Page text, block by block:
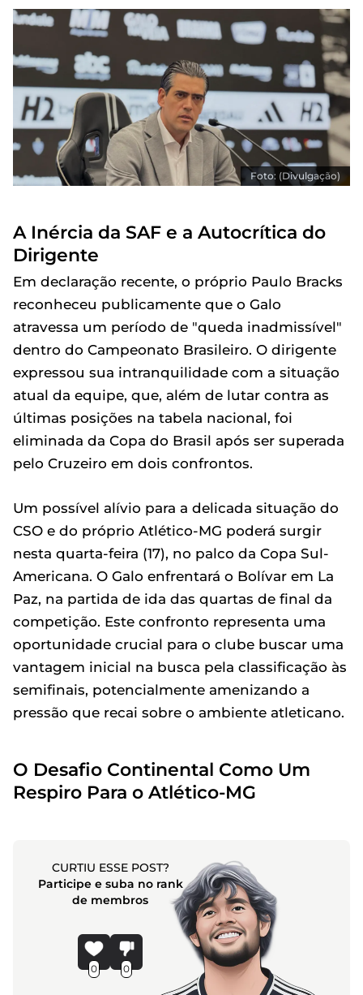
Foto: (Divulgação)
A Inércia da SAF e a Autocrítica do
Dirigente
Em declaração recente, o próprio Paulo Bracks
reconheceu publicamente que o Galo
atravessa um período de "queda inadmissível"
dentro do Campeonato Brasileiro. O dirigente
expressou sua intranquilidade com a situação
atual da equipe, que, além de lutar contra as
últimas posições na tabela nacional, foi
eliminada da Copa do Brasil após ser superada
pelo Cruzeiro em dois confrontos.
Um possível alívio para a delicada situação do
CSO e do próprio Atlético-MG poderá surgir
nesta quarta-feira (17), no palco da Copa Sul-
Americana. O Galo enfrentará o Bolívar em La
Paz, na partida de ida das quartas de final da
competição. Este confronto representa uma
oportunidade crucial para o clube buscar uma
vantagem inicial na busca pela classificação às
semifinais, potencialmente amenizando a
pressão que recai sobre o ambiente atleticano.
O Desafio Continental Como Um
Respiro Para o Atlético-MG
CURTIU ESSE POST?
Participe e suba no rank
de membros
0 0